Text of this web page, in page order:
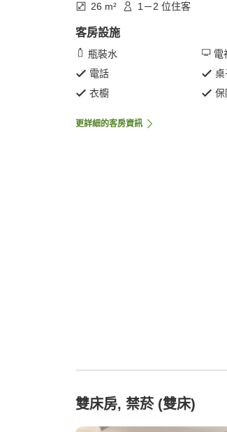
26 m² 1－2 位住客
客房設施
瓶裝水
電
電話
桌
衣櫥
保
更詳細的客房資訊
雙床房, 禁菸 (雙床)